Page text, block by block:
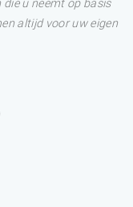
die u neemt op basis
altijd voor uw eigen